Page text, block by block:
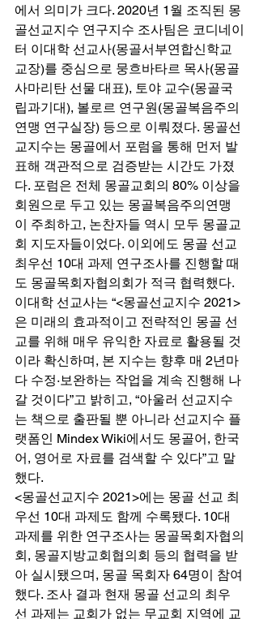
에서 의미가 크다. 2020년 1월 조직된 몽
골선교지수 연구지수 조사팀은 코디네이
터 이대학 선교사(몽골서부연합신학교
교장)를 중심으로 뭉흐바타르 목사(몽골
사마리탄 선물 대표), 토야 교수(몽골국
립과기대), 볼로르 연구원(몽골복음주의
연맹 연구실장) 등으로 이뤄졌다. 몽골선
교지수는 몽골에서 포럼을 통해 먼저 발
표해 객관적으로 검증받는 시간도 가졌
다. 포럼은 전체 몽골교회의 80% 이상을
회원으로 두고 있는 몽골복음주의연맹
이 주최하고, 논찬자들 역시 모두 몽골교
회 지도자들이었다. 이외에도 몽골 선교
최우선 10대 과제 연구조사를 진행할 때
도 몽골목회자협의회가 적극 협력했다.
이대학 선교사는 “<몽골선교지수 2021>
은 미래의 효과적이고 전략적인 몽골 선
교를 위해 매우 유익한 자료로 활용될 것
이라 확신하며, 본 지수는 향후 매 2년마
다 수정·보완하는 작업을 계속 진행해 나
갈 것이다”고 밝히고, “아울러 선교지수
는 책으로 출판될 뿐 아니라 선교지수 플
랫폼인 Mindex Wiki에서도 몽골어, 한국
어, 영어로 자료를 검색할 수 있다”고 말
했다.
<몽골선교지수 2021>에는 몽골 선교 최
우선 10대 과제도 함께 수록됐다. 10대
과제를 위한 연구조사는 몽골목회자협의
회, 몽골지방교회협의회 등의 협력을 받
아 실시됐으며, 몽골 목회자 64명이 참여
했다. 조사 결과 현재 몽골 선교의 최우
선 과제는 교회가 없는 무교회 지역에 교